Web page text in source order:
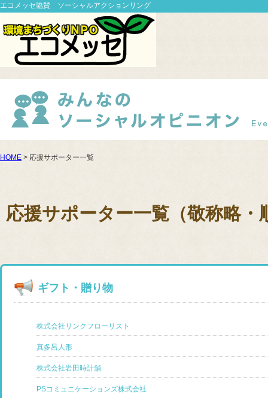
エコメッセ協賛 ソーシャルアクションリング
HOME > 応援サポーター一覧
応援サポーター一覧（敬称略・
ギフト・贈り物
株式会社リンクフローリスト
真多呂人形
株式会社岩田時計舗
PSコミュニケーションズ株式会社